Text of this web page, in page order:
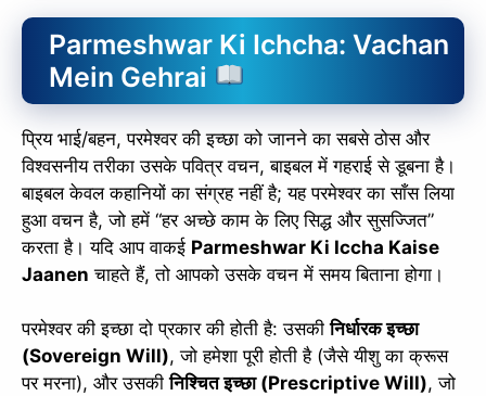
Parmeshwar Ki Ichcha: Vachan
Mein Gehrai
प्रिय भाई/बहन, परमेश्वर की इच्छा को जानने का सबसे ठोस और
विश्वसनीय तरीका उसके पवित्र वचन, बाइबल में गहराई से डूबना है।
बाइबल केवल कहानियों का संग्रह नहीं है; यह परमेश्वर का साँस लिया
हुआ वचन है, जो हमें “हर अच्छे काम के लिए सिद्ध और सुसज्जित”
करता है। यदि आप वाकई Parmeshwar Ki Iccha Kaise
Jaanen चाहते हैं, तो आपको उसके वचन में समय बिताना होगा।
परमेश्वर की इच्छा दो प्रकार की होती है: उसकीनिर्धारक इच्छा
(Sovereign Will), जो हमेशा पूरी होती है (जैसे यीशु का क्रूस
पर मरना), और उसकीनिश्चित इच्छा (Prescriptive Will), जो